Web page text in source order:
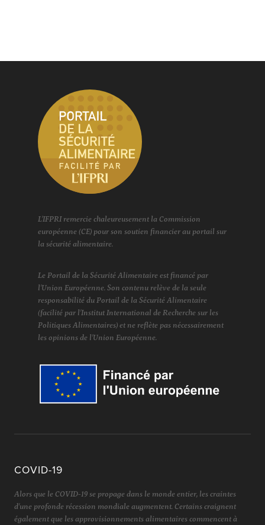
L'IFPRI remercie chaleureusement la Commission
européenne (CE) pour son soutien financier au portail sur
la sécurité alimentaire.
Le Portail de la Sécurité Alimentaire est financé par
l'Union Européenne. Son contenu relève de la seule
responsabilité du Portail de la Sécurité Alimentaire
(facilité par l'Institut International de Recherche sur les
Politiques Alimentaires) et ne reflète pas nécessairement
les opinions de l'Union Européenne.
COVID-19
Alors que le COVID-19 se propage dans le monde entier, les craintes
d'une profonde récession mondiale augmentent. Certains craignent
également que les approvisionnements alimentaires commencent à